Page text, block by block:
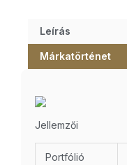
Leírás
Márkatörténet
Jellemzői
Portfólió